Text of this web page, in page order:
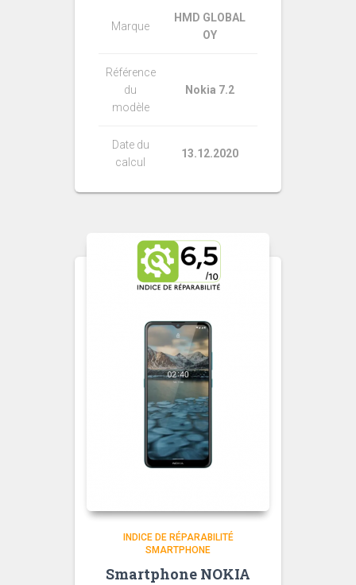
Marque
HMD GLOBAL
OY
Référence
du
modèle
Nokia 7.2
Date du
calcul
13.12.2020
INDICE DE RÉPARABILITÉ
SMARTPHONE
Smartphone NOKIA